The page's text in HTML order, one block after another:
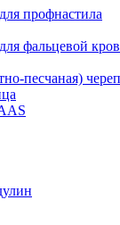
профнастила
фальцевой
песчаная)